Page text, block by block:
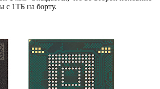
с 1ТБ на борту.